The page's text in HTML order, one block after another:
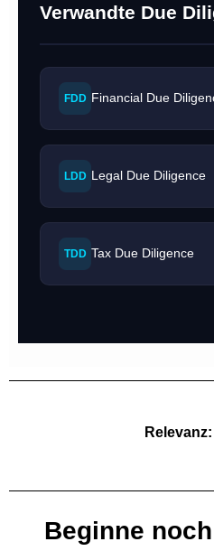
Verwandte Due
FDD Financial Due
LDD Legal Due Diligence
TDD Tax Due Diligence
Beginne